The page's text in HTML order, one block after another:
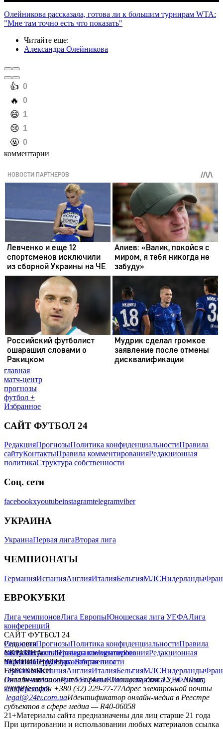
Олейникова рассказала, готова ли к большим турнирам WTA:
"Мне там точно есть что показать"
Читайте еще:
Александра Олейникова
️👍 0
️🔥 0
️😄 1
️😢 1
️🤬 0
комментарии
главная
матч-центр
прогнозы
футбол +
Избранное
САЙТ ФУТБОЛ 24
РедакцияПрогнозыПолитика конфиденциальностиПравила
сайтуКонтактыПравила комментированияРедакционная
политикаСтруктура собственности
Соц. сети
facebookxyoutubeinstagramtelegramviber
УКРАИНА
УкраинаПервая лигаВторая лига
ЧЕМПИОНАТЫ
ГерманияИспанияАнглияИталияБельгияМЛСНидерланды
ЕВРОКУБКИ
Лига чемпионовЛига ЕвропыЮношеская лига УЕФАЛига
конференций
САЙТ ФУТБОЛ 24
РедакцияПрогнозыПолитика конфиденциальностиПравила
сайтуКонтактыПравила комментированияРедакционная
политикаСтруктура собственности
Соц. сети
facebookxyoutubeinstagramtelegramviber
УКРАИНА
УкраинаПервая лигаВторая лига
ЧЕМПИОНАТЫ
ГерманияИспанияАнглияИталияБельгияМЛСНидерланды
ЕВРОКУБКИ
Лига чемпионовЛига ЕвропыЮношеская лига УЕФАЛига
конференций
Онлайн-медиа «Футбол 24»пл. Галицкая, дом. 15, м. Львов,
79008Телефон +380 (32) 229-77-77Адрес электронной почты
legal@24tv.com.uaИдентификатор онлайн-медиа в Реестре
субъектов в сфере медиа — R40-06058
21+Материалы сайта предназначены для лиц старше 21 года
При цитировании и использовании любых материалов ссылка